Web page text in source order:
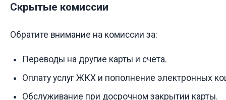
Скрытые комиссии
Обратите внимание на комиссии за:
Переводы на другие карты и счета.
Оплату услуг ЖКХ и пополнение электронных
Обслуживание при досрочном закрытии карты.